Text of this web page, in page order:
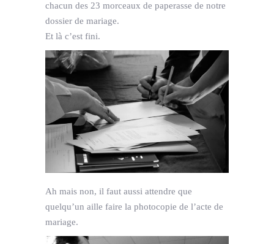
chacun des 23 morceaux de paperasse de notre
dossier de mariage.
Et là c’est fini.
Ah mais non, il faut aussi attendre que
quelqu’un aille faire la photocopie de l’acte de
mariage.